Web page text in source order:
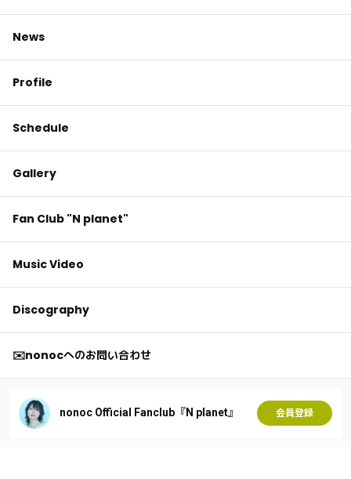
News
Profile
Schedule
Gallery
Fan Club "N planet"
Music Video
Discography
✉️nonocへのお問い合わせ
nonoc Official Fanclub『N planet』 会員登録